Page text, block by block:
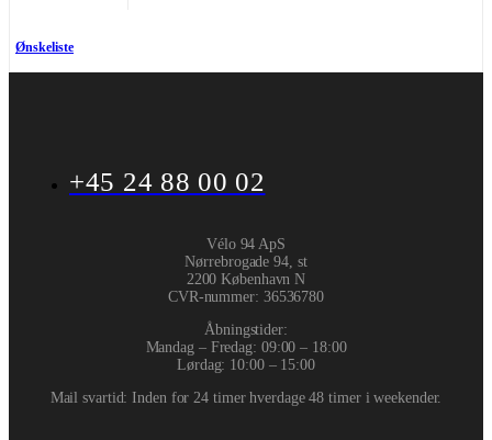
Ønskeliste
+45 24 88 00 02
Vélo 94 ApS
Nørrebrogade 94, st
2200 København N
CVR-nummer: 36536780
Åbningstider:
Mandag – Fredag: 09:00 – 18:00
Lørdag: 10:00 – 15:00
Mail svartid: Inden for 24 timer hverdage 48 timer i weekender.